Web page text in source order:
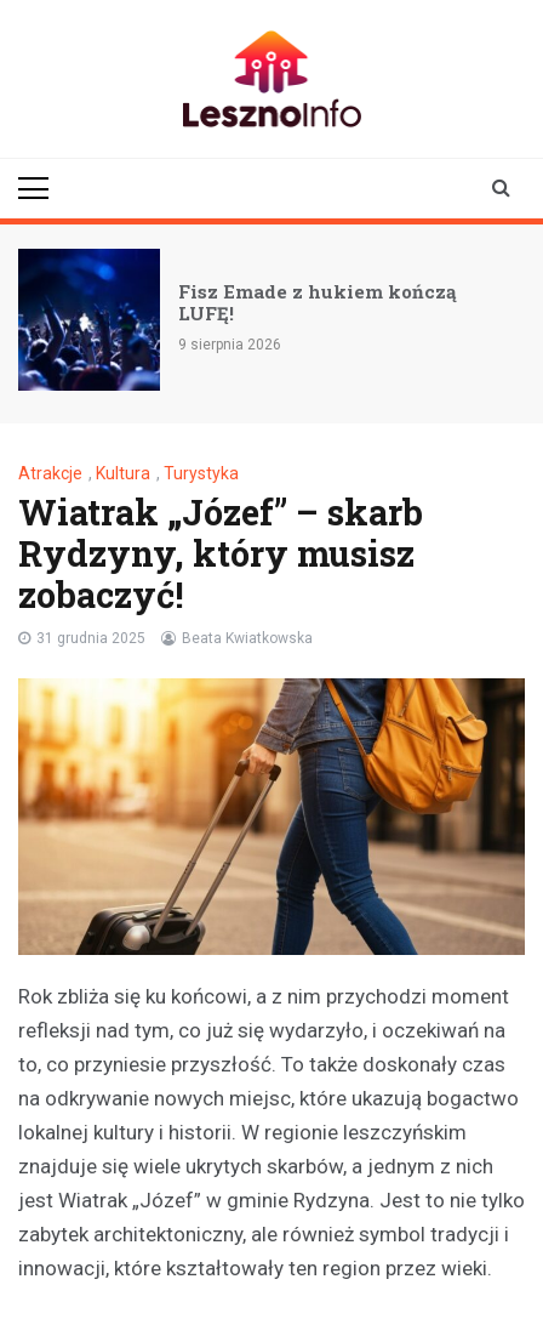
Fisz Emade z hukiem kończą
LUFĘ!
9 sierpnia 2026
Atrakcje , Kultura , Turystyka
Wiatrak „Józef” – skarb
Rydzyny, który musisz
zobaczyć!
31 grudnia 2025 Beata Kwiatkowska
Rok zbliża się ku końcowi, a z nim przychodzi moment
refleksji nad tym, co już się wydarzyło, i oczekiwań na
to, co przyniesie przyszłość. To także doskonały czas
na odkrywanie nowych miejsc, które ukazują bogactwo
lokalnej kultury i historii. W regionie leszczyńskim
znajduje się wiele ukrytych skarbów, a jednym z nich
jest Wiatrak „Józef” w gminie Rydzyna. Jest to nie tylko
zabytek architektoniczny, ale również symbol tradycji i
innowacji, które kształtowały ten region przez wieki.